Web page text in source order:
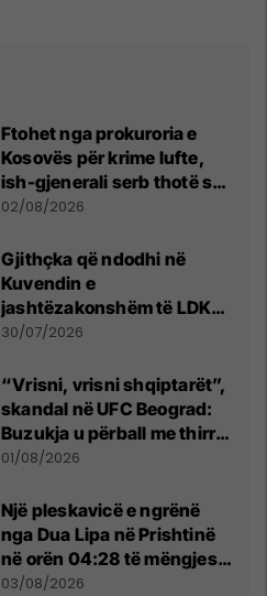
Ftohet nga prokuroria e
Kosovës për krime lufte,
ish-gjenerali serb thotë se
dikush e tradhtoi në
02/08/2026
Gjithçka që ndodhi në
Kuvendin e
jashtëzakonshëm të LDK-
së
30/07/2026
“Vrisni, vrisni shqiptarët”,
skandal në UFC Beograd:
Buzukja u përball me thirrje
anti-shqiptare nga
01/08/2026
Një pleskavicë e ngrënë
nga Dua Lipa në Prishtinë
në orën 04:28 të mëngjesit
- dhe bota digjitale serbe
03/08/2026